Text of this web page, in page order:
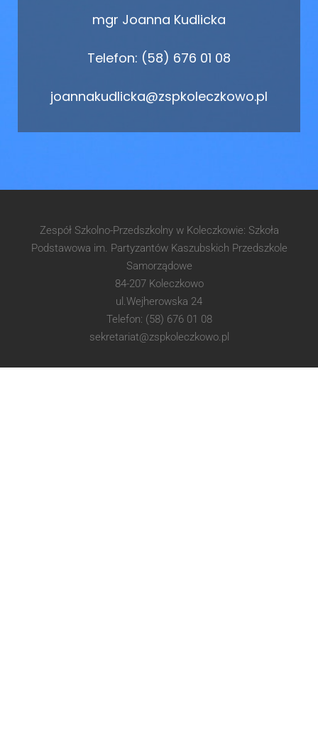
mgr Joanna Kudlicka
Telefon: (58) 676 01 08
joannakudlicka@zspkoleczkowo.pl
Zespół Szkolno-Przedszkolny w Koleczkowie: Szkoła
Podstawowa im. Partyzantów Kaszubskich Przedszkole
Samorządowe
84-207 Koleczkowo
ul.Wejherowska 24
Telefon: (58) 676 01 08
sekretariat@zspkoleczkowo.pl